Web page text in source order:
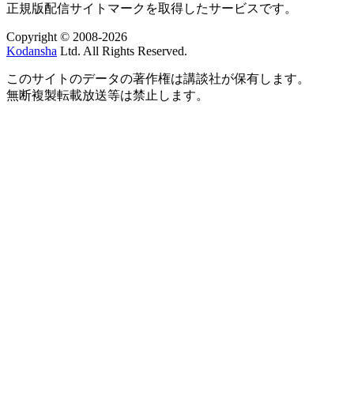
正規版配信サイトマークを取得したサービスです。
Copyright © 2008-2026
Kodansha Ltd. All Rights Reserved.
このサイトのデータの著作権は講談社が保有します。
無断複製転載放送等は禁止します。